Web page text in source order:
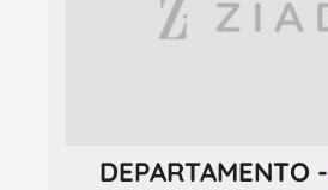
DEPARTAMENTO -